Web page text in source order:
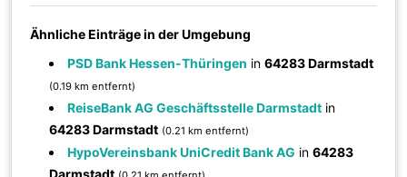
Ähnliche Einträge in der Umgebung
PSD Bank Hessen-Thüringen in64283 Darmstadt
(0.19 km entfernt)
ReiseBank AG Geschäftsstelle Darmstadt in
64283 Darmstadt (0.21 km entfernt)
HypoVereinsbank UniCredit Bank AG in64283
Darmstadt